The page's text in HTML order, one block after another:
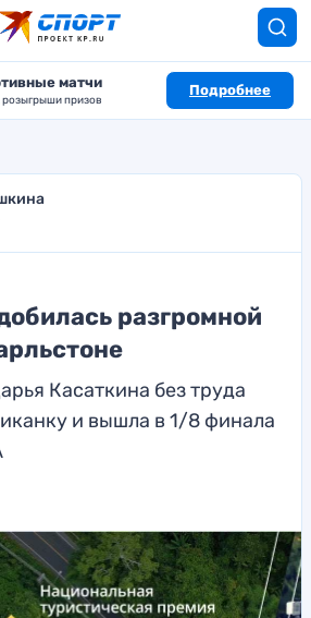
матчи
призов
Подробнее
разгромной
Касаткина без труда
и вышла в 1/8 финала